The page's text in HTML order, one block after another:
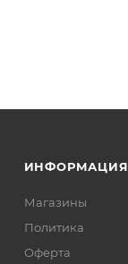
ИНФОРМАЦИЯ
Магазины
Политика
Офертa